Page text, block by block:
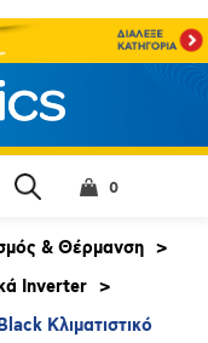
0
& Θέρμανση >
Inverter >
Κλιματιστικό